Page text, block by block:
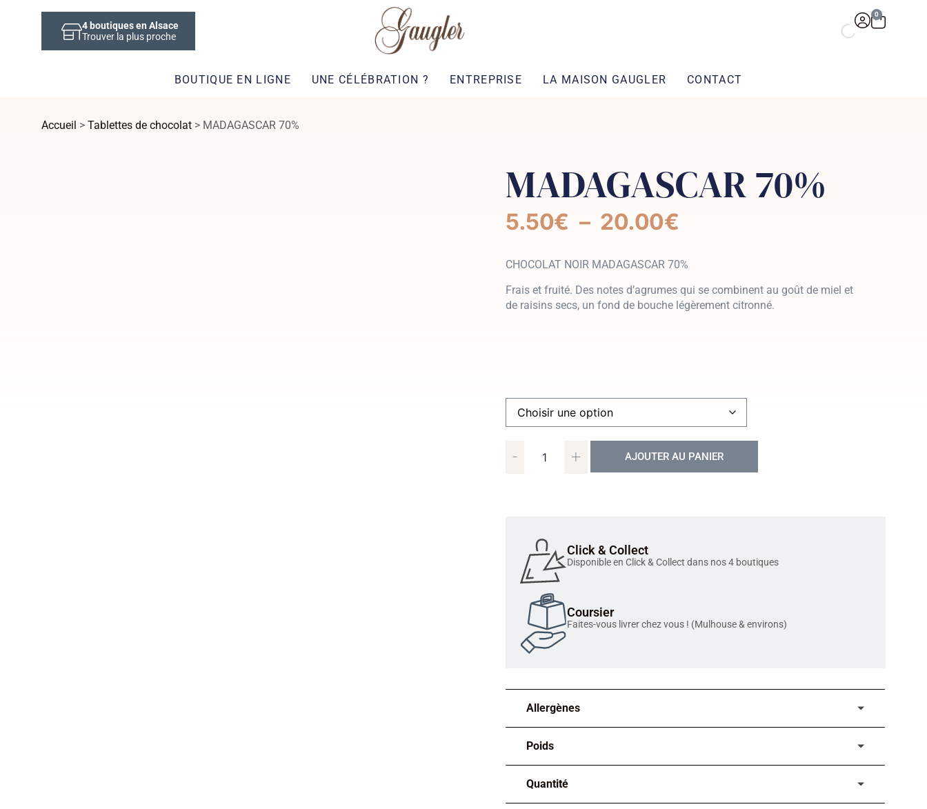
4 boutiques en Alsace
Trouver la plus proche
0
BOUTIQUE EN LIGNE UNE CÉLÉBRATION ? ENTREPRISE LA MAISON GAUGLER CONTACT
Accueil > Tablettes de chocolat > MADAGASCAR 70%
MADAGASCAR 70%
5.50€ – 20.00€
CHOCOLAT NOIR MADAGASCAR 70%
Frais et fruité. Des notes d’agrumes qui se combinent au goût de miel et
de raisins secs, un fond de bouche légèrement citronné.
- + AJOUTER AU PANIER
Click & Collect
Disponible en Click & Collect dans nos 4 boutiques
Coursier
Faites-vous livrer chez vous ! (Mulhouse & environs)
Allergènes
Poids
Quantité